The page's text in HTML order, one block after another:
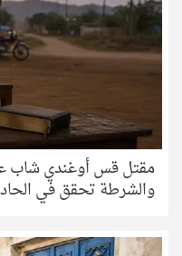
مقتل قس أوغندي شاب
والشرطة تحقق في